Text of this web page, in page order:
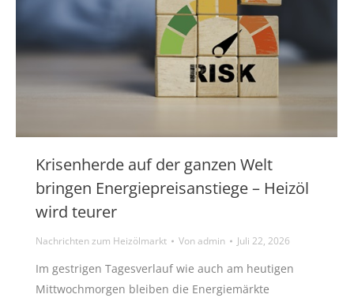
Krisenherde auf der ganzen Welt
bringen Energiepreisanstiege – Heizöl
wird teurer
Nachrichten zum Heizölmarkt Vonadmin Juli 22, 2026
Im gestrigen Tagesverlauf wie auch am heutigen
Mittwochmorgen bleiben die Energiemärkte